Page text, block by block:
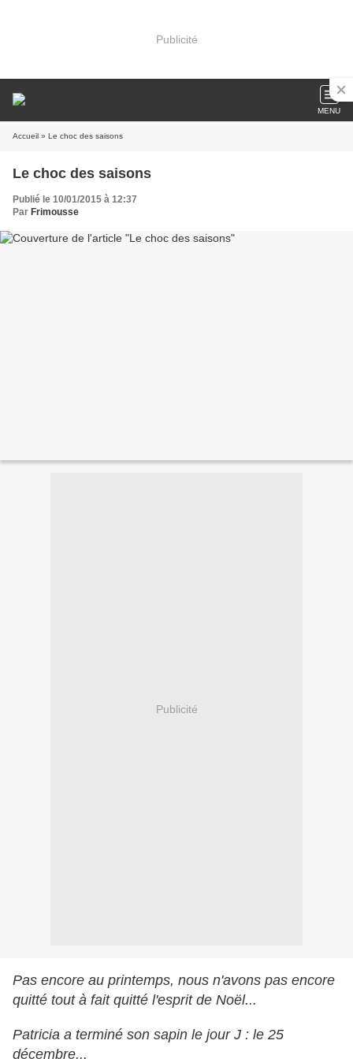
Publicité
MENU
Accueil » Le choc des saisons
Le choc des saisons
Publié le 10/01/2015 à 12:37
Par Frimousse
Publicité
Pas encore au printemps, nous n'avons pas encore
quitté tout à fait quitté l'esprit de Noël...
Patricia a terminé son sapin le jour J : le 25
décembre...